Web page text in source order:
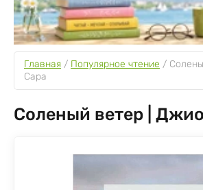
Главная / Популярное чтение /
Сара
Соленый ветер |